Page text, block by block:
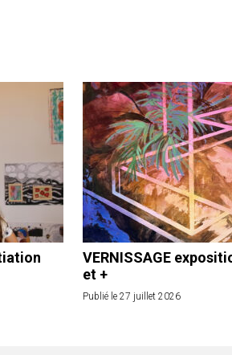
VERNISSAGE
et +
Publié le 27 juillet 2026